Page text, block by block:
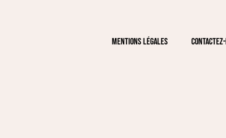
Mentions légales